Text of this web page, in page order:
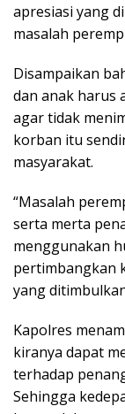
apresiasi yang
masalah
Disampaikan
dan anak harus
agar tidak
korban itu
masyarakat.
“Masalah
serta merta
menggunakan
pertimbangkan
yang
Kapolres
kiranya dapat
terhadap
Sehingga